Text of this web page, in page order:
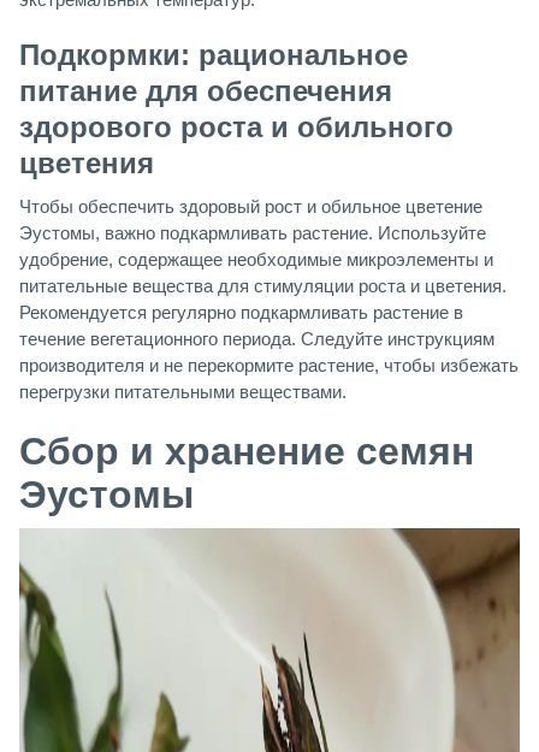
Подкормки: рациональное
питание для обеспечения
здорового роста и обильного
цветения
Чтобы обеспечить здоровый рост и обильное цветение
Эустомы, важно подкармливать растение. Используйте
удобрение, содержащее необходимые микроэлементы и
питательные вещества для стимуляции роста и цветения.
Рекомендуется регулярно подкармливать растение в
течение вегетационного периода. Следуйте инструкциям
производителя и не перекормите растение, чтобы избежать
перегрузки питательными веществами.
Сбор и хранение семян
Эустомы